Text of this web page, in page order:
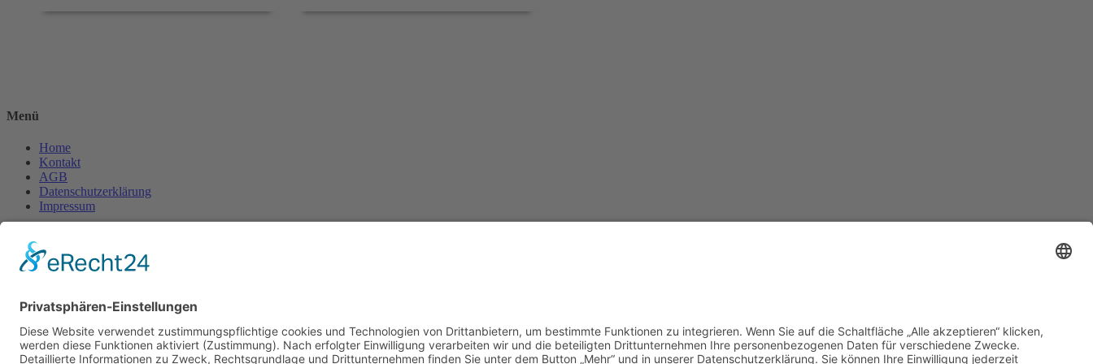
Menü
Home
Kontakt
AGB
Datenschutzerklärung
Impressum
BSI Vertriebs GmbH
64572 Büttelborn
Telefon: 00496152187370
Telefax: 004961521873727
E-Mail: info@bsivertrieb.de